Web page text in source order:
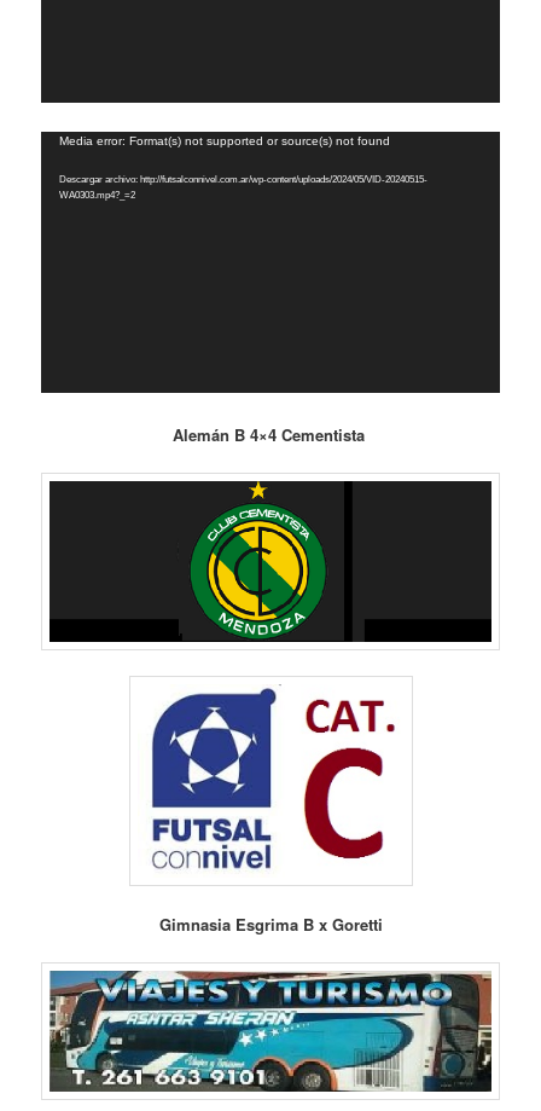
Reproductor
vídeo
Media error: Format(s) not supported or source(s) not found
Descargar archivo: http://futsalconnivel.com.ar/wp-content/uploads/2024/05/VID-20240515-
WA0303.mp4?_=2
Alemán B 4×4 Cementista
Gimnasia Esgrima B x Goretti